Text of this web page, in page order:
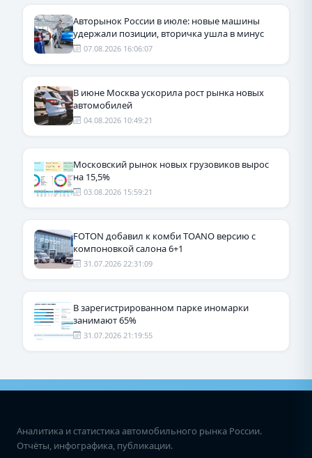
Авторынок России в июле: новые машины
удержали позиции, вторичка ушла в минус
07.08.2026 16:06:07
В июне Москва ускорила рост рынка новых
автомобилей
04.08.2026 10:49:21
Московский рынок новых грузовиков вырос
на 15,5%
03.08.2026 15:59:21
FOTON добавил к комби TOANO версию с
компоновкой салона 6+1
31.07.2026 22:31:09
В зарегистрированном парке иномарки
занимают 65%
31.07.2026 21:19:55
Аналитика и статистика автомобильного рынка России.
Отчёты, инфографика, публикации.